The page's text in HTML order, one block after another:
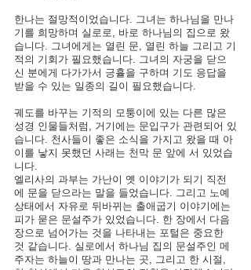
한나는 절망적이었습니다. 그녀는 하나님을 만나
기를 희망하며 실로로, 바로 하나님의 집으로 왔
습니다. 그녀에게는 열린 문, 열린 하늘 그리고 기
적의 기회가 필요했습니다. 그녀의 자궁을 닫으
신 분에게 다가가서 긍휼을 구하며 기도 응답을
받을 수 있는 일종의 길이 필요했습니다.
궤도를 바꾸는 기적의 모퉁이에 있는 다른 많은
성경 인물들처럼, 거기에는 문입구가 관련되어 있
습니다. 천사들이 좋은 소식을 가지고 왔을 때 아
이를 낳지 못했던 사래는 천막 문 앞에 서 있었습
니다.
엘리사의 과부는 가난이 옛 이야기가 되기 직전
에 문을 닫으라는 말을 들었습니다. 그리고 노예
상태에서 자유로 뒤바뀌는 출애굽기 이야기에는
피가 묻은 문설주가 있었습니다. 한 장에서 다음
장으로 넘어가는 것을 나타내는 포털은 중요한
것 같습니다. 실로에서 하나님 집의 문설주인 메
주자는 하늘이 땅과 만나는 곳, 그리고 한 시절,